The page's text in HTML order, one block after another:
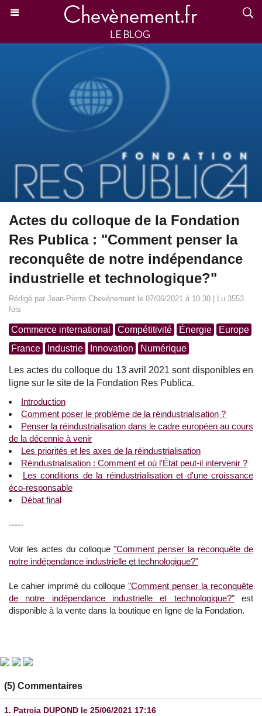
Actes du colloque de la Fondation
Res Publica : "Comment penser la
reconquête de notre indépendance
industrielle et technologique?"
Rédigé par Jean-Pierre Chevènement le 07/06/2021 à 10:30 | Lu 3553
fois
Commerce international Compétitivité Énergie
Europe
France
Industrie Innovation Numérique
Les actes du colloque du 13 avril 2021 sont disponibles en
ligne sur le site de la Fondation Res Publica.
Introduction
Comment poser le problème de la réindustrialisation ?
Penser la réindustrialisation dans le cadre européen au cours
de la décennie à venir
Les priorités et les axes de la réindustrialisation
Réindustrialisation : Comment et où l'État peut-il intervenir ?
Les conditions de la réindustrialisation et d'une croissance
éco-responsable
Débat final
-----
Voir les actes du colloque"Comment penser la reconquête de
notre indépendance industrielle et technologique?"
Le cahier imprimé du colloque "Comment penser la reconquête
de notre indépendance industrielle et technologique?"est
disponible à la vente dans la boutique en ligne de la Fondation.
(5) Commentaires
1. Patrcia DUPOND le 25/06/2021 17:16